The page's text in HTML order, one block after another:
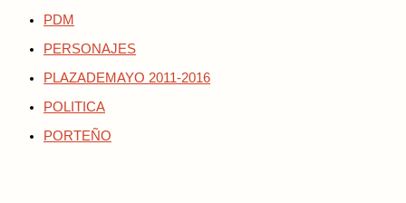
PDM
PERSONAJES
PLAZADEMAYO 2011-2016
POLITICA
PORTEÑO